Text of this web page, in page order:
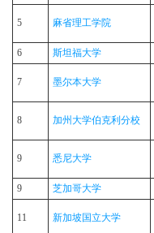
5 麻省理工学院
6 斯坦福大学
7 墨尔本大学
8 加州大学伯克利分校
9 悉尼大学
9
芝加哥大学
11 新加坡国立大学